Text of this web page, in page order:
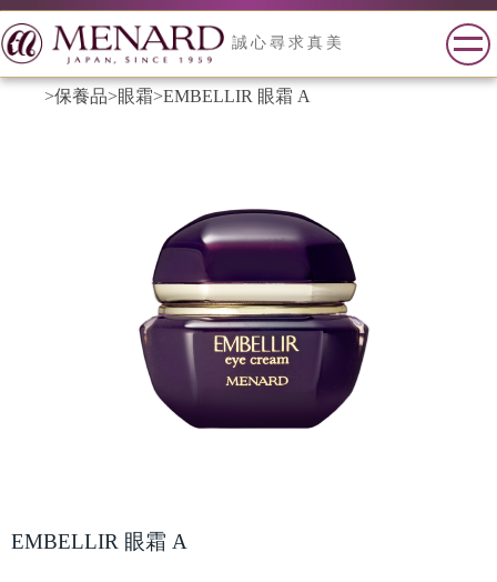
誠心尋求真美
>保養品>眼霜>EMBELLIR 眼霜 A
EMBELLIR 眼霜 A